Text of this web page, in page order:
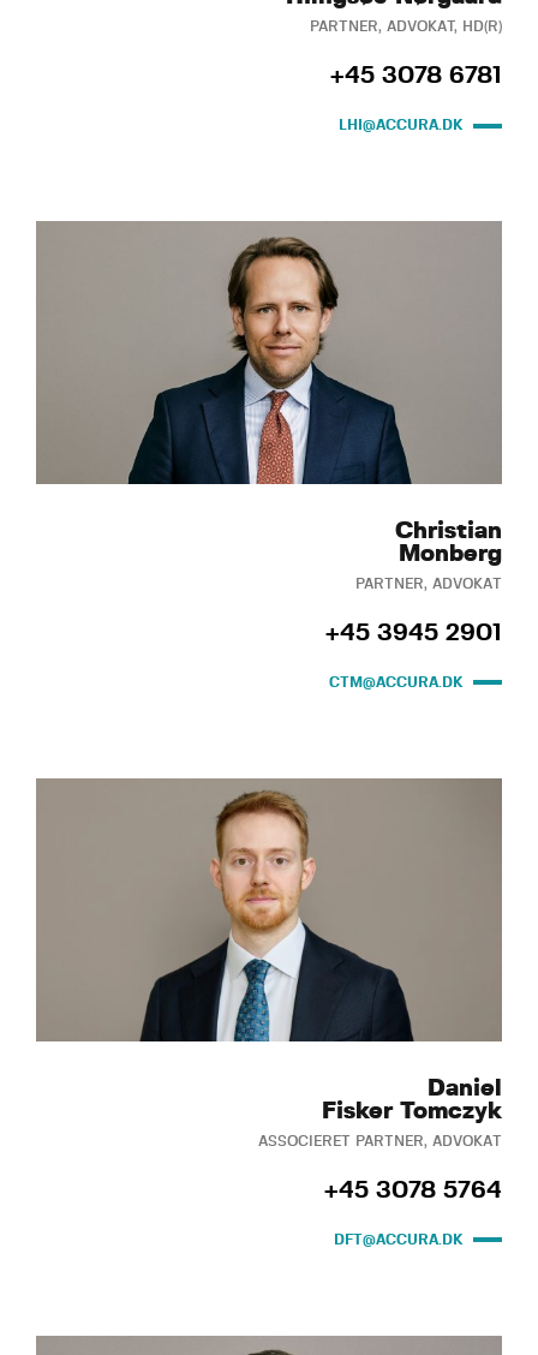
PARTNER, ADVOKAT, HD(R)
+45 3078 6781
LHI@ACCURA.DK
Christian
Monberg
PARTNER, ADVOKAT
+45 3945 2901
CTM@ACCURA.DK
Daniel
Fisker Tomczyk
ASSOCIERET PARTNER, ADVOKAT
+45 3078 5764
DFT@ACCURA.DK